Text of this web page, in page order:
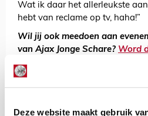
Deze website maakt gebruik
Wat ik daar het allerleukste
hebt van reclame op tv, haha!”
Wil jij ook meedoen aan
van Ajax Jonge Schare? Word
Word samen
Vrouwen - AZ!